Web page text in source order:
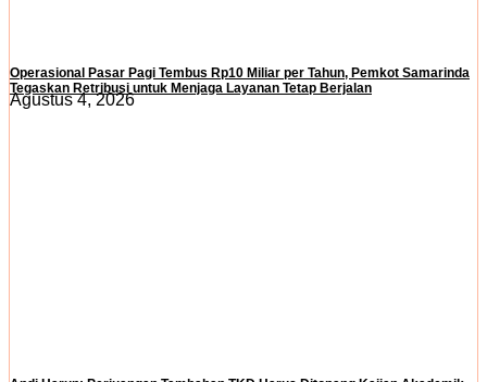
Operasional Pasar Pagi Tembus Rp10 Miliar per Tahun, Pemkot Samarinda
Tegaskan Retribusi untuk Menjaga Layanan Tetap Berjalan
Agustus 4, 2026